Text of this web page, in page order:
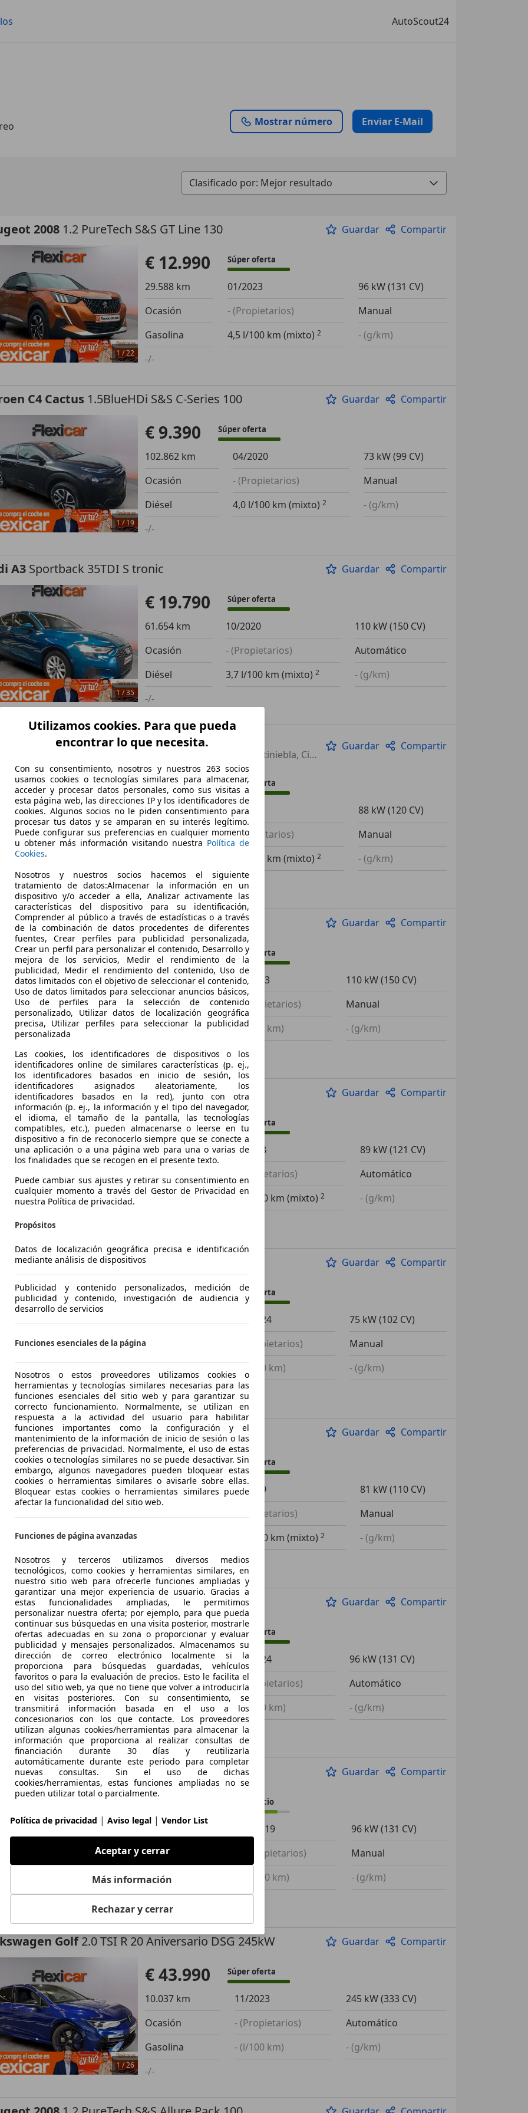
AutoScout24
Mostrar número Enviar E-Mail
1 /22
2008 1.2 PureTech S&S GT Line 130 Guardar Compartir
€ 12.990 Súper oferta
29.588 km 01/2023
96 kW (131 CV)
Ocasión
- (Propietarios)
Manual
Gasolina
4,5 l/100 km (mixto)
- (g/km)
-/-
1 /19
C4 Cactus 1.5BlueHDi S&S C-Series 100 Guardar Compartir
€ 9.390 Súper oferta
102.862 km 04/2020
73 kW (99 CV)
Ocasión
- (Propietarios)
Manual
Diésel
4,0 l/100 km (mixto)
- (g/km)
-/-
1 /35
A3 Sportback 35TDI S tronic Guardar Compartir
€ 19.790 Súper oferta
61.654 km 10/2020
110 kW (150 CV)
Ocasión
- (Propietarios)
Automático
Diésel
3,7 l/100 km (mixto)
- (g/km)
-/-
1/27
/ cee'd1.0 T-GDI Drive
Sensor de lluvia, Llantas de aleación, Airbags laterales, Faros antiniebla, Cierre centralizado
Guardar Compartir
€ 11.490 Súper oferta
77.345 km 06/2021
88 kW (120 CV)
Ocasión
- (Propietarios)
Manual
5,5 l/100 km (mixto)
- (g/km)
-/-
TUCSON1.6 TGDI Klass 4x2 Guardar Compartir
€ 16.790 Súper oferta
99.161 km 12/2023
110 kW (150 CV)
Ocasión
- (Propietarios)
Manual
Gasolina
- (l/100 km)
- (g/km)
-/-
CX-32.0 Skyactiv-G Zenith 2WD Aut. 89kW Guardar Compartir
€ 13.690 Súper oferta
123.201 km 12/2018
89 kW (121 CV)
Ocasión
- (Propietarios)
Automático
Gasolina
5,8 l/100 km (mixto)
- (g/km)
1/ 21
208 1.2 Puretech S&S Active 100 Guardar Compartir
€ 11.190 Súper oferta
04/2024
75 kW (102 CV)
Ocasión
- (Propietarios)
Manual
- (l/100 km)
- (g/km)
-/-
16
ComboLife 1.2 T S/S Expression XL Guardar Compartir
€ 11.490 Súper oferta
127.000 km 01/2019
81 kW (110 CV)
- (Propietarios)
Manual
5,5 l/100 km (mixto)
- (g/km)
-/-
1/33
20081.2 PureTech S&S Allure EAT8 130 Guardar Compartir
€ 15.290 Súper oferta
31.334 km 05/2024
96 kW (131 CV)
Ocasión
- (Propietarios)
Automático
Gasolina
- (l/100 km)
- (g/km)
-/-
1/25
RifterGT Line Long BlueHDi 96kW Guardar Compartir
Buen precio
140.479 km 01/2019
96 kW (131 CV)
Ocasión
- (Propietarios)
Manual
Diésel
- (l/100 km)
- (g/km)
1 /26
Golf 2.0 TSI R 20 Aniversario DSG 245kW Guardar Compartir
€ 43.990 Súper oferta
10.037 km 11/2023
245 kW (333 CV)
Ocasión
- (Propietarios)
Automático
Gasolina
- (l/100 km)
- (g/km)
-/-
Utilizamos cookies. Para que pueda
encontrar lo que necesita.
Con su consentimiento, nosotros y nuestros 263 socios
usamos cookies o tecnologías similares para almacenar,
acceder y procesar datos personales, como sus visitas a
esta página web, las direcciones IP y los identificadores de
cookies. Algunos socios no le piden consentimiento para
procesar tus datos y se amparan en su interés legítimo.
Puede configurar sus preferencias en cualquier momento
u obtener más información visitando nuestra Política de
Cookies.
Nosotros y nuestros socios hacemos el siguiente
tratamiento de datos:Almacenar la información en un
dispositivo y/o acceder a ella, Analizar activamente las
características del dispositivo para su identificación,
Comprender al público a través de estadísticas o a través
de la combinación de datos procedentes de diferentes
fuentes, Crear perfiles para publicidad personalizada,
Crear un perfil para personalizar el contenido, Desarrollo y
mejora de los servicios, Medir el rendimiento de la
publicidad, Medir el rendimiento del contenido, Uso de
datos limitados con el objetivo de seleccionar el contenido,
Uso de datos limitados para seleccionar anuncios básicos,
Uso de perfiles para la selección de contenido
personalizado, Utilizar datos de localización geográfica
precisa, Utilizar perfiles para seleccionar la publicidad
personalizada
Las cookies, los identificadores de dispositivos o los
identificadores online de similares características (p. ej.,
los identificadores basados en inicio de sesión, los
identificadores asignados aleatoriamente, los
identificadores basados en la red), junto con otra
información (p. ej., la información y el tipo del navegador,
el idioma, el tamaño de la pantalla, las tecnologías
compatibles, etc.), pueden almacenarse o leerse en tu
dispositivo a fin de reconocerlo siempre que se conecte a
una aplicación o a una página web para una o varias de
los finalidades que se recogen en el presente texto.
Puede cambiar sus ajustes y retirar su consentimiento en
cualquier momento a través del Gestor de Privacidad en
nuestra Política de privacidad.
Propósitos
Datos de localización geográfica precisa e identificación
mediante análisis de dispositivos
Publicidad y contenido personalizados, medición de
publicidad y contenido, investigación de audiencia y
desarrollo de servicios
Funciones esenciales de la página
Nosotros o estos proveedores utilizamos cookies o
herramientas y tecnologías similares necesarias para las
funciones esenciales del sitio web y para garantizar su
correcto funcionamiento. Normalmente, se utilizan en
respuesta a la actividad del usuario para habilitar
funciones importantes como la configuración y el
mantenimiento de la información de inicio de sesión o las
preferencias de privacidad. Normalmente, el uso de estas
cookies o tecnologías similares no se puede desactivar. Sin
embargo, algunos navegadores pueden bloquear estas
cookies o herramientas similares o avisarle sobre ellas.
Bloquear estas cookies o herramientas similares puede
afectar la funcionalidad del sitio web.
Funciones de página avanzadas
Nosotros y terceros utilizamos diversos medios
tecnológicos, como cookies y herramientas similares, en
nuestro sitio web para ofrecerle funciones ampliadas y
garantizar una mejor experiencia de usuario. Gracias a
estas funcionalidades ampliadas, le permitimos
personalizar nuestra oferta; por ejemplo, para que pueda
continuar sus búsquedas en una visita posterior, mostrarle
ofertas adecuadas en su zona o proporcionar y evaluar
publicidad y mensajes personalizados. Almacenamos su
dirección de correo electrónico localmente si la
proporciona para búsquedas guardadas, vehículos
favoritos o para la evaluación de precios. Esto le facilita el
uso del sitio web, ya que no tiene que volver a introducirla
en visitas posteriores. Con su consentimiento, se
transmitirá información basada en el uso a los
concesionarios con los que contacte. Los proveedores
utilizan algunas cookies/herramientas para almacenar la
información que proporciona al realizar consultas de
financiación durante 30 días y reutilizarla
automáticamente durante este periodo para completar
nuevas consultas. Sin el uso de dichas
cookies/herramientas, estas funciones ampliadas no se
pueden utilizar total o parcialmente.
Política de privacidad | Aviso legal | Vendor List
Aceptar y cerrar
Más información
Rechazar y cerrar